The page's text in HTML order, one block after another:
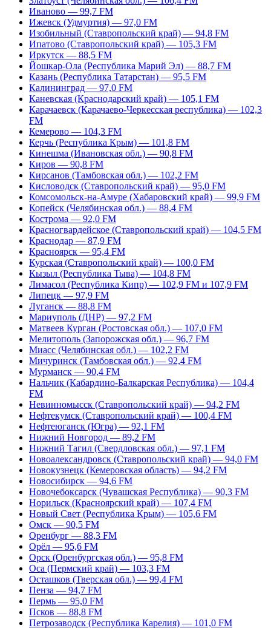
Иваново — 99,7 FM
Ижевск (Удмуртия) — 97,0 FM
Изобильный (Ставропольский край) — 94,8 FM
Ипатово (Ставропольский край) — 105,3 FM
Иркутск — 88,5 FM
Йошкар-Ола (Республика Марий Эл) — 88,7 FM
Казань (Республика Татарстан) — 95,5 FM
Калининград — 97,0 FM
Каневская (Краснодарский край) — 105,1 FM
Карачаевск (Карачаево-Черкесская республика) — 102,3
FM
Кемерово — 104,3 FM
Керчь (Республика Крым) — 101,8 FM
Кинешма (Ивановская обл.) — 90,8 FM
Киров — 90,8 FM
Кирсанов (Тамбовская обл.) — 102,2 FM
Кисловодск (Ставропольский край) — 95,0 FM
Комсомольск-на-Амуре (Хабаровский край) — 99,9 FM
Копейск (Челябинская обл.) — 88,4 FM
Кострома — 92,0 FM
Красногвардейское (Ставропольский край) — 104,5 FM
Краснодар — 87,9 FM
Красноярск — 95,4 FM
Курская (Ставропольский край) — 100,0 FM
Кызыл (Республика Тыва) — 104,8 FM
Лимасол (Республика Кипр) — 102,9 FM и 107,9 FM
Липецк — 97,9 FM
Луганск — 88,8 FM
Мариуполь (ДНР) — 97,2 FM
Матвеев Курган (Ростовская обл.) — 107,0 FM
Мелитополь (Запорожская обл.) — 96,7 FM
Миасс (Челябинская обл.) — 102,2 FM
Мичуринск (Тамбовская обл.) — 92,4 FM
Мурманск — 90,4 FM
Нальчик (Кабардино-Балкарская Республика) — 104,4
FM
Невинномысск (Ставропольский край) — 94,2 FM
Нефтекумск (Ставропольский край) — 100,4 FM
Нефтеюганск (Югра) — 92,1 FM
Нижний Новгород — 89,2 FM
Нижний Тагил (Свердловская обл.) — 97,1 FM
Новоалександровск (Ставропольский край) — 94,0 FM
Новокузнецк (Кемеровская область) — 94,2 FM
Новосибирск — 94,6 FM
Новочебоксарск (Чувашская Республика) — 90,3 FM
Норильск (Красноярский край) — 107,4 FM
Новый Свет (Республика Крым) — 105,6 FM
Омск — 90,5 FM
Оренбург — 88,3 FM
Орёл — 95,6 FM
Орск (Оренбургская обл.) — 95,8 FM
Оса (Пермский край) — 103,3 FM
Осташков (Тверская обл.) — 99,4 FM
Пенза — 94,7 FM
Пермь — 95,0 FM
Псков — 88,8 FM
Петрозаводск (Республика Карелия) — 101,0 FM